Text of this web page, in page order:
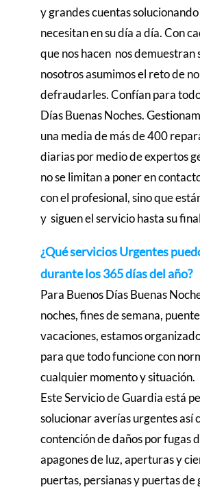
y grandes cuentas
necesitan en su día a día. Con
que nos hacen nos demuestran
nosotros asumimos el reto de no
defraudarles. Confían para
Días Buenas Noches.
una media de más de 400
diarias por medio de expertos
no se limitan a poner en
con el profesional, sino que
y siguen el servicio hasta su
¿Qué servicios Urgentes
durante los 365 días del año?
Para Buenos Días Buenas
noches, fines de semana,
vacaciones, estamos
para que todo funcione con
cualquier momento y situación.
Este Servicio de Guardia está
solucionar averías urgentes así
contención de daños por fugas
apagones de luz, aperturas y
puertas, persianas y puertas